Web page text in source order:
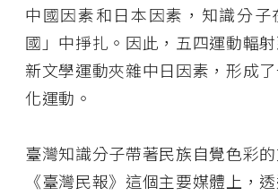
中國因素和日本因素，知識分子
國」中掙扎。因此，五四運動輻
新文學運動夾雜中日因素，形成
化運動。
臺灣知識分子帶著民族自覺色彩
《臺灣民報》這個主要媒體上，